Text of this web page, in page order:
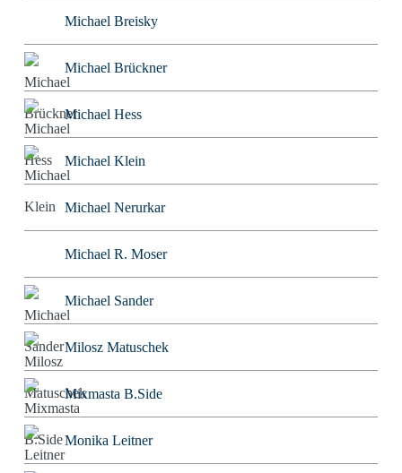
Michael Breisky
Michael Brückner
Michael Hess
Michael Klein
Michael Nerurkar
Michael R. Moser
Michael Sander
Milosz Matuschek
Mixmasta B.Side
Monika Leitner